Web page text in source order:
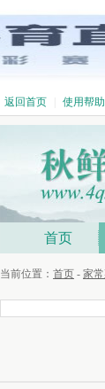
返回首页 使用帮助
首页
当前位置： 首页 - 家